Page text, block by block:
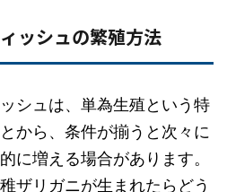
ッシュの繁殖方法
シュは、単為生殖という特
から、条件が揃うと次々に
に増える場合があります。
ザリガニが生まれたらどう